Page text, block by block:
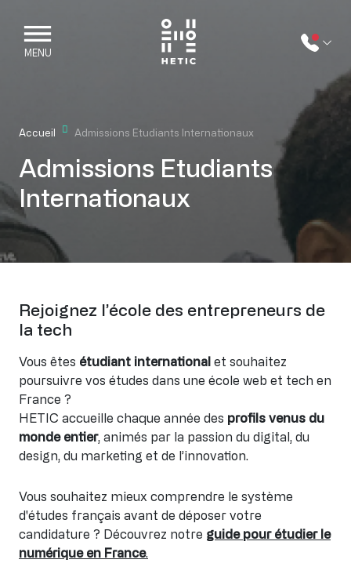
Mobile navigation
MENU
Accueil Admissions Etudiants Internationaux
Admissions Etudiants
Internationaux
Rejoignez l’école des entrepreneurs de
la tech
Vous êtes étudiant international et souhaitez
poursuivre vos études dans une école web et tech en
France ?
HETIC accueille chaque année des profils venus du
monde entier, animés par la passion du digital, du
design, du marketing et de l’innovation.
Vous souhaitez mieux comprendre le système
d'études français avant de déposer votre
candidature ? Découvrez notre guide pour étudier le
numérique en France.